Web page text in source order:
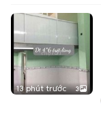
13 phút trước 3